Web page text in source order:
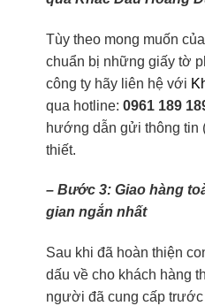
Tùy theo mong muốn
chuẩn bị những giấy tờ
công ty hãy liên hệ với
qua hotline: 0961 189
hướng dẫn gửi thông tin
thiết.
– Bước 3: Giao hàng
gian ngắn nhất
Sau khi đã hoàn thiện
dấu về cho khách hàng
người đã cung cấp